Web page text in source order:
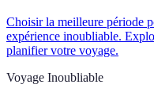
Choisir la meilleure période
expérience inoubliable.
planifier votre voyage.
Voyage Inoubliable